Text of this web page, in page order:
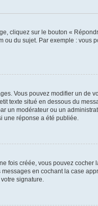
cliquez sur le bouton «
ou du sujet. Par exemple : vous
Vous pouvez modifier un de
texte situé en dessous du
un modérateur ou un
une réponse a été publiée.
fois créée, vous pouvez cocher
en cochant la case
signature.